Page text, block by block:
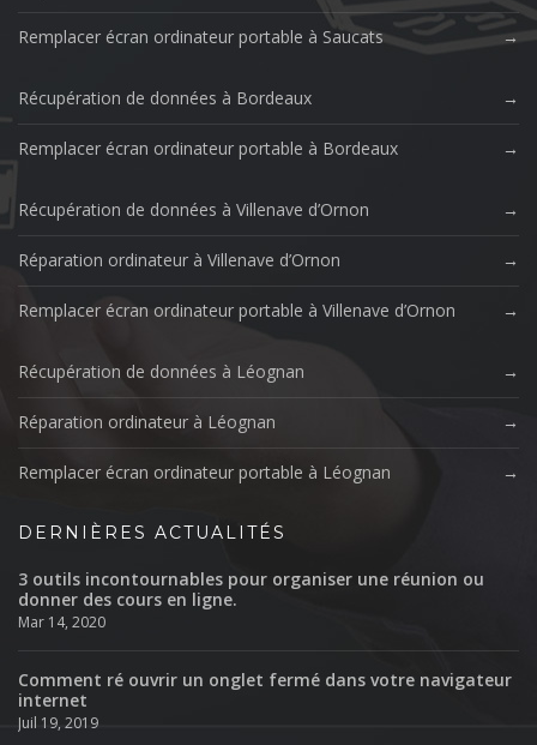
Remplacer écran ordinateur portable à Saucats
Récupération de données à Bordeaux
Remplacer écran ordinateur portable à Bordeaux
Récupération de données à Villenave d’Ornon
Réparation ordinateur à Villenave d’Ornon
Remplacer écran ordinateur portable à Villenave d’Ornon
Récupération de données à Léognan
Réparation ordinateur à Léognan
Remplacer écran ordinateur portable à Léognan
DERNIÈRES ACTUALITÉS
3 outils incontournables pour organiser une réunion ou
donner des cours en ligne.
Mar 14, 2020
Comment ré ouvrir un onglet fermé dans votre navigateur
internet
Juil 19, 2019